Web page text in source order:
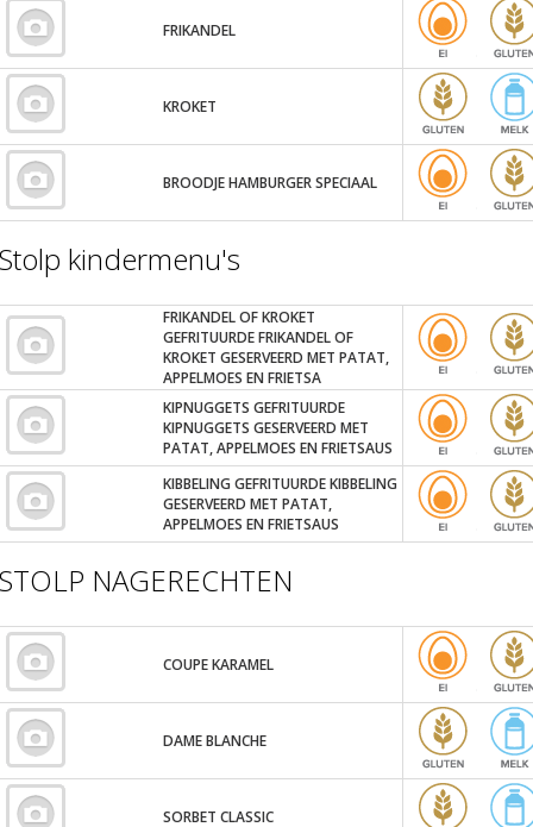
FRIKANDEL
KROKET
BROODJE HAMBURGER SPECIAAL
Stolp kindermenu's
FRIKANDEL OF KROKET
GEFRITUURDE FRIKANDEL OF
KROKET GESERVEERD MET PATAT,
APPELMOES EN FRIETSA
KIPNUGGETS GEFRITUURDE
KIPNUGGETS GESERVEERD MET
PATAT, APPELMOES EN FRIETSAUS
KIBBELING GEFRITUURDE KIBBELING
GESERVEERD MET PATAT,
APPELMOES EN FRIETSAUS
STOLP NAGERECHTEN
COUPE KARAMEL
DAME BLANCHE
SORBET CLASSIC